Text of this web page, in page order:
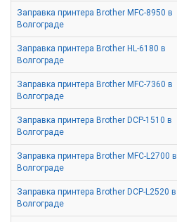
Заправка принтера Brother MFC-8950 в
Волгограде
Заправка принтера Brother HL-6180 в
Волгограде
Заправка принтера Brother MFC-7360 в
Волгограде
Заправка принтера Brother DCP-1510 в
Волгограде
Заправка принтера Brother MFC-L2700 в
Волгограде
Заправка принтера Brother DCP-L2520 в
Волгограде